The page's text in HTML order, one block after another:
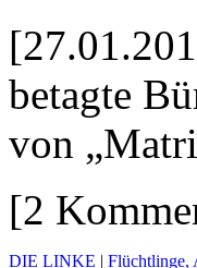
betagte
von
[2
DIE LINKE | Flüchtlinge,